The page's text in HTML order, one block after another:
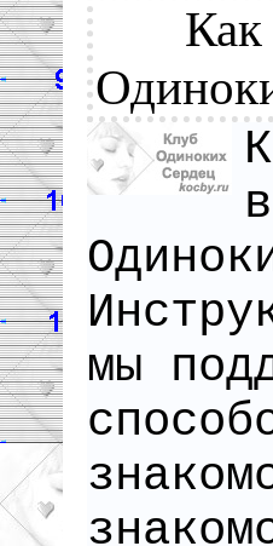
Как
мы